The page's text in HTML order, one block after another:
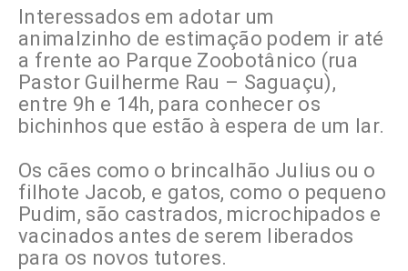
Interessados em adotar um
animalzinho de estimação podem ir até
a frente ao Parque Zoobotânico (rua
Pastor Guilherme Rau – Saguaçu),
entre 9h e 14h, para conhecer os
bichinhos que estão à espera de um lar.
Os cães como o brincalhão Julius ou o
filhote Jacob, e gatos, como o pequeno
Pudim, são castrados, microchipados e
vacinados antes de serem liberados
para os novos tutores.